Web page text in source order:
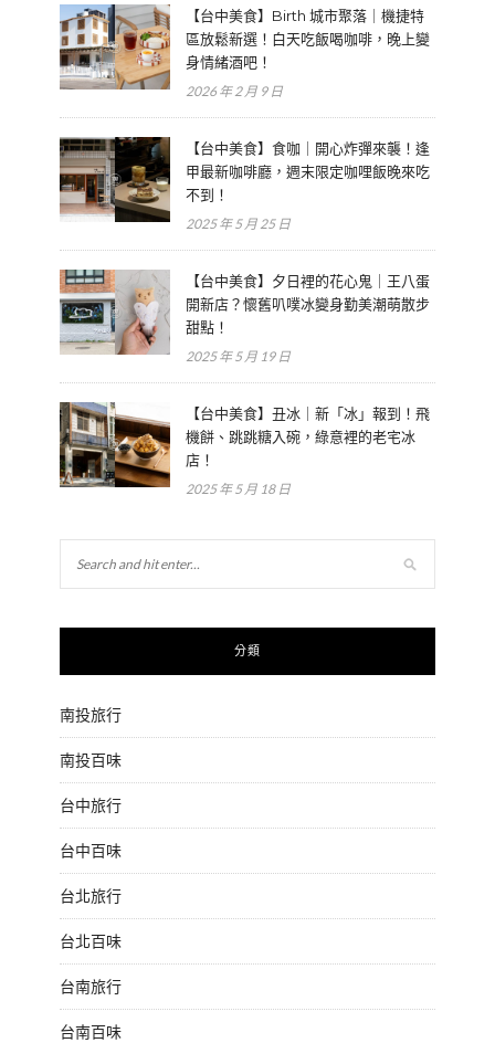
【台中美食】Birth 城市聚落｜機捷特
區放鬆新選！白天吃飯喝咖啡，晚上變
身情緒酒吧！
2026 年 2 月 9 日
【台中美食】食咖｜開心炸彈來襲！逢
甲最新咖啡廳，週末限定咖哩飯晚來吃
不到！
2025 年 5 月 25 日
【台中美食】夕日裡的花心鬼｜王八蛋
開新店？懷舊叭噗冰變身勤美潮萌散步
甜點！
2025 年 5 月 19 日
【台中美食】丑冰｜新「冰」報到！飛
機餅、跳跳糖入碗，綠意裡的老宅冰
店！
2025 年 5 月 18 日
分類
南投旅行
南投百味
台中旅行
台中百味
台北旅行
台北百味
台南旅行
台南百味